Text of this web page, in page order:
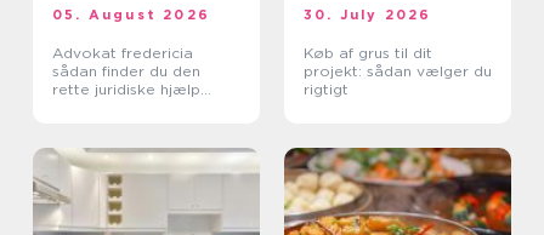
05. August 2026
Advokat fredericia
sådan finder du den
rette juridiske hjælp
30. July 2026
Køb af grus til dit
projekt: sådan vælger du
rigtigt